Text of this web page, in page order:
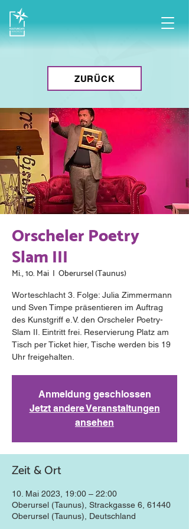
ZURÜCK
Orscheler Poetry
Slam III
Mi., 10. Mai
  |
Oberursel (Taunus)
Worteschlacht 3. Folge: Julia Zimmermann
und Sven Timpe präsentieren im Auftrag
des Kunstgriff e.V. den Orscheler Poetry-
Slam II. Eintritt frei. Reservierung Platz am
Tisch per Ticket hier, Tische werden bis 19
Uhr freigehalten.
Anmeldung geschlossen
Jetzt andere Veranstaltungen
ansehen
Zeit & Ort
10. Mai 2023, 19:00 – 22:00
Oberursel (Taunus), Strackgasse 6, 61440
Oberursel (Taunus), Deutschland